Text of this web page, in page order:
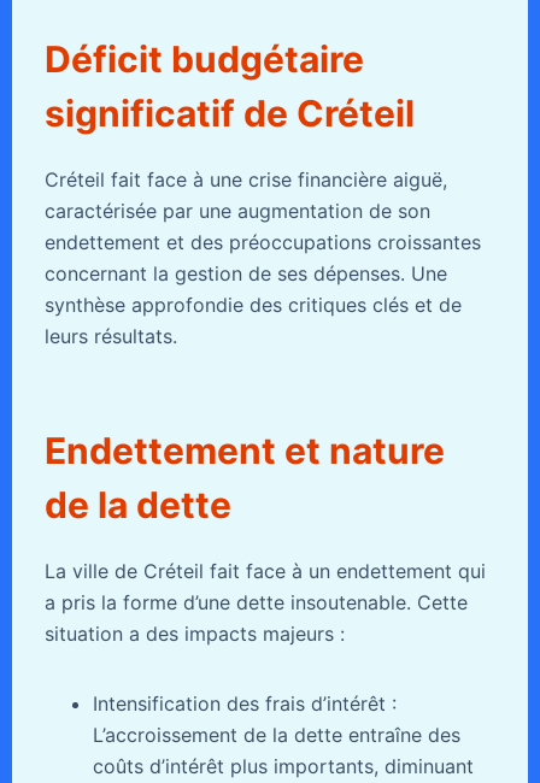
Déficit budgétaire
significatif de Créteil
Créteil fait face à une crise financière aiguë,
caractérisée par une augmentation de son
endettement et des préoccupations croissantes
concernant la gestion de ses dépenses. Une
synthèse approfondie des critiques clés et de
leurs résultats.
Endettement et nature
de la dette
La ville de Créteil fait face à un endettement qui
a pris la forme d’une dette insoutenable. Cette
situation a des impacts majeurs :
Intensification des frais d’intérêt :
L’accroissement de la dette entraîne des
coûts d’intérêt plus importants, diminuant